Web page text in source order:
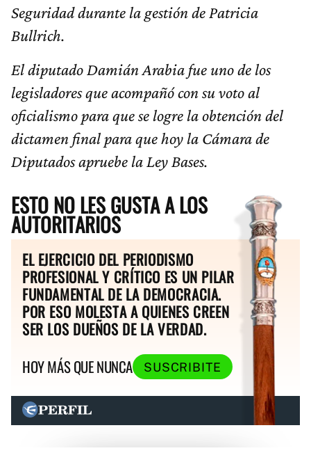
Seguridad durante la gestión de Patricia
Bullrich.
El diputado Damián Arabia fue uno de los
legisladores que acompañó con su voto al
oficialismo para que se logre la obtención del
dictamen final para que hoy la Cámara de
Diputados apruebe la Ley Bases.
ESTO NO LES GUSTA A LOS
AUTORITARIOS
EL EJERCICIO DEL PERIODISMO
PROFESIONAL Y CRÍTICO ES UN PILAR
FUNDAMENTAL DE LA DEMOCRACIA.
POR ESO MOLESTA A QUIENES CREEN
SER LOS DUEÑOS DE LA VERDAD.
HOY MÁS QUE NUNCA
SUSCRIBITE